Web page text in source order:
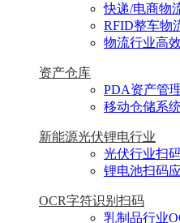
快递/电商物
RFID整车物
物流行业高
资产仓库
PDA资产管
移动仓储系
新能源光伏锂电行业
光伏行业扫
锂电池扫码
OCR字符识别扫码
乳制品行业